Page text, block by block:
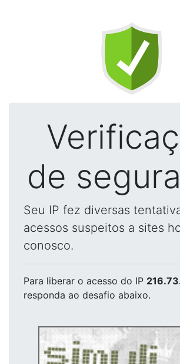
de
Seu IP fez diversas
acessos suspeitos a sites
conosco.
Para liberar o acesso do IP
responda ao desafio abaixo.